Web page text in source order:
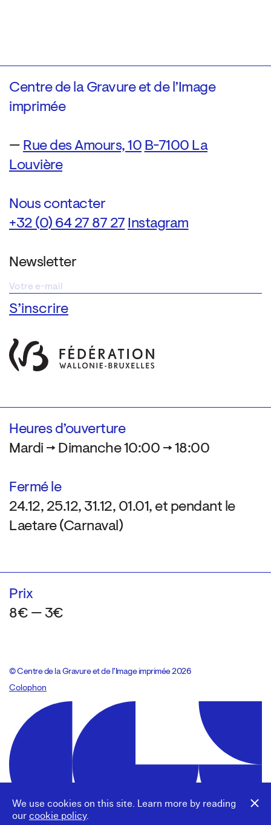
We use cookies on this site. Learn more by reading
our cookie policy.
Centre de la Gravure et de l’Image
imprimée
— Rue des Amours, 10 B-7100 La
Louvière
Nous contacter
+32 (0) 64 27 87 27 Instagram
Newsletter
Heures d’ouverture
Mardi → Dimanche 10:00 → 18:00
Fermé le
24.12, 25.12, 31.12, 01.01, et pendant le
Laetare (Carnaval)
Prix
8€ — 3€
© Centre de la Gravure et de l’Image imprimée 2026
Colophon
Design:Marcel Kaczmarek